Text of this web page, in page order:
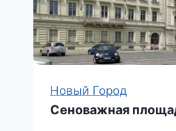
Новый Город
Сеноважная